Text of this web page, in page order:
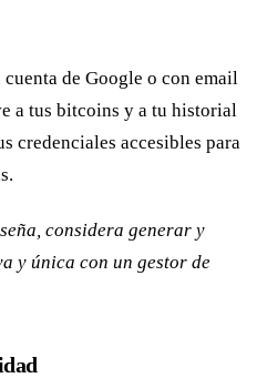
de Google o con email
a tus bitcoins y a tu historial
credenciales accesibles para
considera generar y
y única con un gestor de